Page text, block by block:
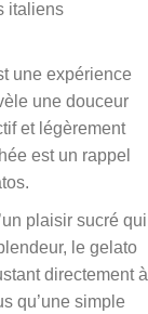
italiens
une expérience
une douceur
et légèrement
est un rappel
plaisir sucré qui
le gelato
directement à
qu’une simple